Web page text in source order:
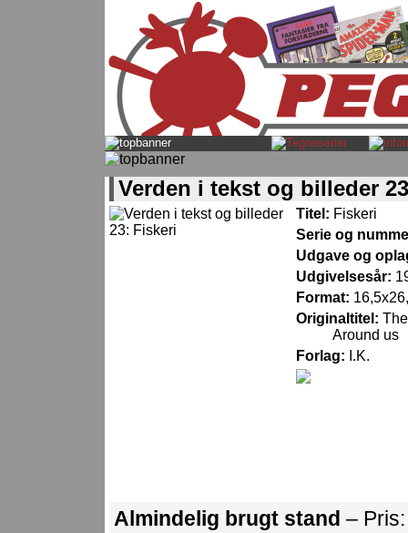
Verden i tekst og billeder
Titel: Fiskeri
Serie og
Udgave og
Udgivelsesår:
Format:
Originaltitel:
Around us
Forlag: I.K.
Almindelig brugt stand –